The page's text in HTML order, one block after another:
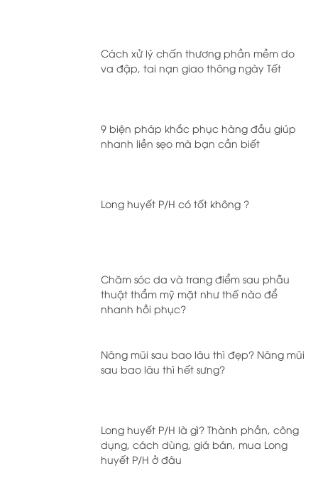
Cách xử lý chấn thương phần mềm do
va đập, tai nạn giao thông ngày Tết
9 biện pháp khắc phục hàng đầu giúp
nhanh liền sẹo mà bạn cần biết
Long huyết P/H có tốt không ?
Chăm sóc da và trang điểm sau phẫu
thuật thẩm mỹ mặt như thế nào để
nhanh hồi phục?
Nâng mũi sau bao lâu thì đẹp? Nâng mũi
sau bao lâu thì hết sưng?
Long huyết P/H là gì? Thành phần, công
dụng, cách dùng, giá bán, mua Long
huyết P/H ở đâu